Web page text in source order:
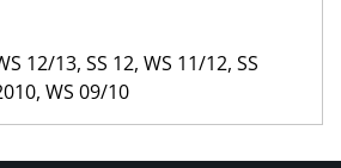
12/13, SS 12, WS 11/12, SS
WS 09/10